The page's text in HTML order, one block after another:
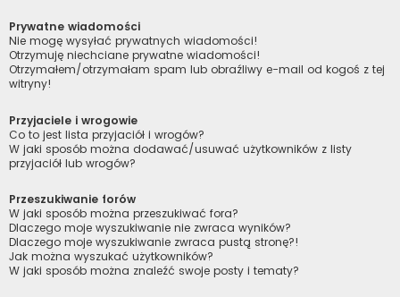
Prywatne wiadomości
Nie mogę wysyłać prywatnych wiadomości!
Otrzymuję niechciane prywatne wiadomości!
Otrzymałem/otrzymałam spam lub obraźliwy e-mail od kogoś z tej
witryny!
Przyjaciele i wrogowie
Co to jest lista przyjaciół i wrogów?
W jaki sposób można dodawać/usuwać użytkowników z listy
przyjaciół lub wrogów?
Przeszukiwanie forów
W jaki sposób można przeszukiwać fora?
Dlaczego moje wyszukiwanie nie zwraca wyników?
Dlaczego moje wyszukiwanie zwraca pustą stronę?!
Jak można wyszukać użytkowników?
W jaki sposób można znaleźć swoje posty i tematy?